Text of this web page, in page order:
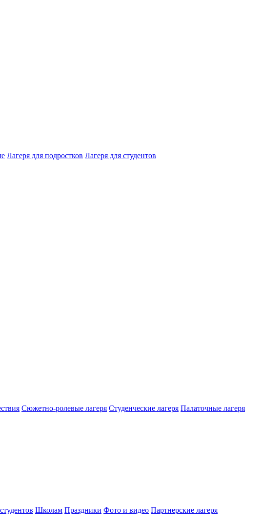
Лагеря для подростков Лагеря для студентов
Сюжетно-ролевые лагеря Студенческие лагеря Палаточные лагеря
Школам Праздники Фото и видео Партнерские лагеря